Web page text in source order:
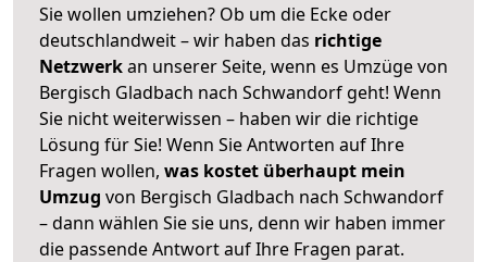
Sie wollen umziehen? Ob um die Ecke oder
deutschlandweit – wir haben das richtige
Netzwerkan unserer Seite, wenn es Umzüge von
Bergisch Gladbach nach Schwandorf geht! Wenn
Sie nicht weiterwissen – haben wir die richtige
Lösung für Sie! Wenn Sie Antworten auf Ihre
Fragen wollen, was kostet überhaupt mein
Umzug von Bergisch Gladbach nach Schwandorf
– dann wählen Sie sie uns, denn wir haben immer
die passende Antwort auf Ihre Fragen parat.